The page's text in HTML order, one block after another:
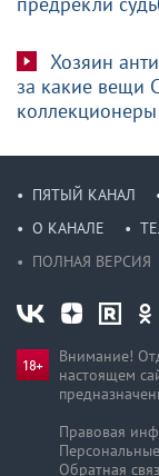
Хозяин
за какие вещи
коллекционеры
ПЯТЫЙ КАНАЛ
О КАНАЛЕ
ПОЛНАЯ ВЕРСИЯ
Внимание!
настоящем
Правовая
Обратная